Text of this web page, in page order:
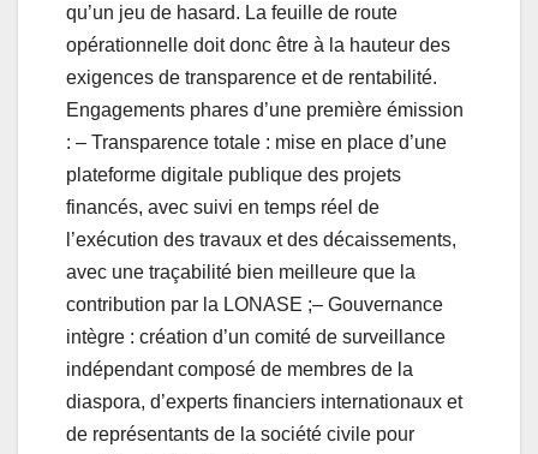
qu’un jeu de hasard. La feuille de route
opérationnelle doit donc être à la hauteur des
exigences de transparence et de rentabilité.
Engagements phares d’une première émission
: – Transparence totale : mise en place d’une
plateforme digitale publique des projets
financés, avec suivi en temps réel de
l’exécution des travaux et des décaissements,
avec une traçabilité bien meilleure que la
contribution par la LONASE ;– Gouvernance
intègre : création d’un comité de surveillance
indépendant composé de membres de la
diaspora, d’experts financiers internationaux et
de représentants de la société civile pour